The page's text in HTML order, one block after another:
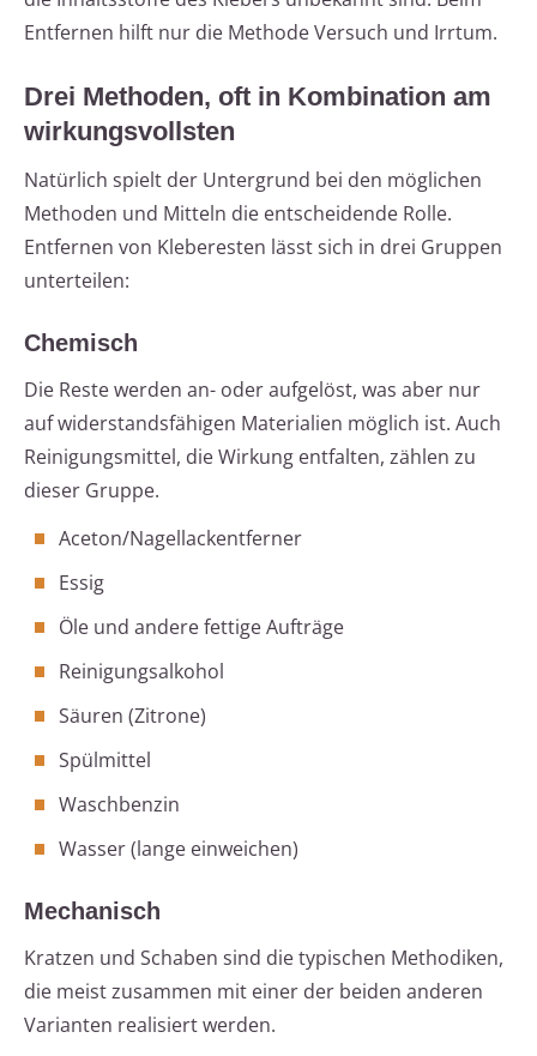
Entfernen hilft nur die Methode Versuch und Irrtum.
Drei Methoden, oft in Kombination am
wirkungsvollsten
Natürlich spielt der Untergrund bei den möglichen
Methoden und Mitteln die entscheidende Rolle.
Entfernen von Kleberesten lässt sich in drei Gruppen
unterteilen:
Chemisch
Die Reste werden an- oder aufgelöst, was aber nur
auf widerstandsfähigen Materialien möglich ist. Auch
Reinigungsmittel, die Wirkung entfalten, zählen zu
dieser Gruppe.
Aceton/Nagellackentferner
Essig
Öle und andere fettige Aufträge
Reinigungsalkohol
Säuren (Zitrone)
Spülmittel
Waschbenzin
Wasser (lange einweichen)
Mechanisch
Kratzen und Schaben sind die typischen Methodiken,
die meist zusammen mit einer der beiden anderen
Varianten realisiert werden.